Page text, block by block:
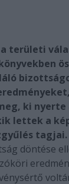
területi
ki nyerte
lettek a
tagjai.
döntése